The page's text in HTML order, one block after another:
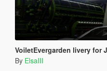
VoiletEvergarden livery for
By ElsaIII